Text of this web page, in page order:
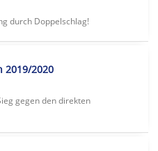
durch Doppelschlag!
2019/2020
gegen den direkten